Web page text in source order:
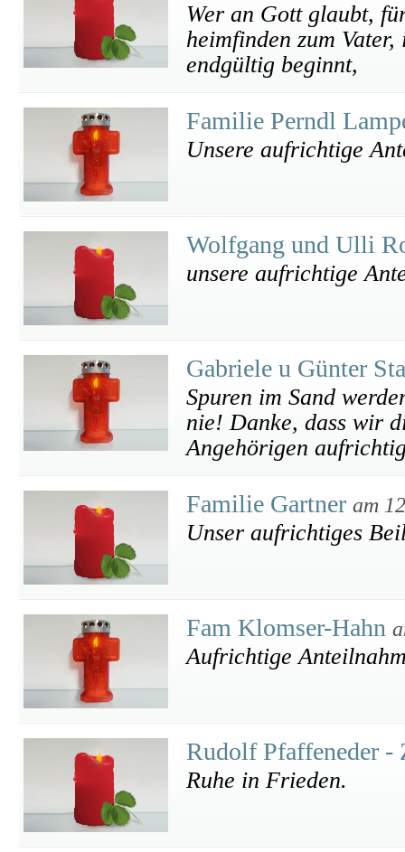
Wer an Gott glaubt,
heimfinden zum
endgültig beginnt,
Familie Perndl
Unsere aufrichtige
Wolfgang und Ulli
unsere aufrichtige
Gabriele u Günter
Spuren im Sand
nie! Danke, dass wir
Angehörigen
Familie Gartner am
Unser aufrichtiges
Fam Klomser-Hahn
Aufrichtige
Rudolf Pfaffeneder
Ruhe in Frieden.